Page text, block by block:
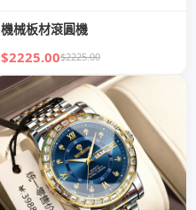
機械板材滾圓機
$2225.00$2225.00